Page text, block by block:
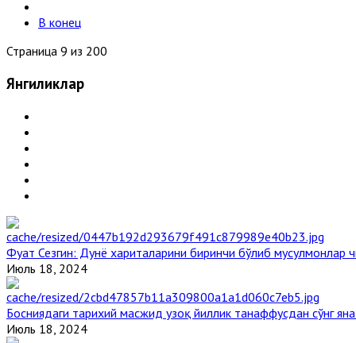
В конец
Страница 9 из 200
Янгиликлар
Фуат Сезгин: Дунё хариталарини биринчи бўлиб мусулмонлар
Июль 18, 2024
Босниядаги тарихий масжид узоқ йиллик танаффусдан сўнг
Июль 18, 2024